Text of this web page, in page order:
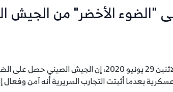
"الضوء الأخضر" من الجيش
قالت شركة "كانسينو بيولوجيكس" ، الاثنين 29 يونيو 2020، إن
بعدما أثبتت التجارب السريرية أنه آمن وفعال